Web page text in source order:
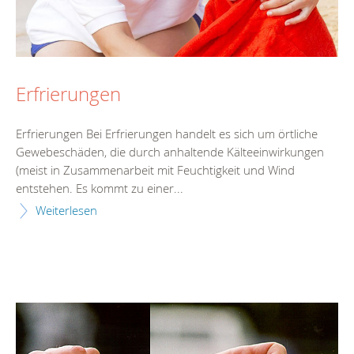
Erfrierungen
Erfrierungen Bei Erfrierungen handelt es sich um örtliche
Gewebeschäden, die durch anhaltende Kälteeinwirkungen
(meist in Zusammenarbeit mit Feuchtigkeit und Wind
entstehen. Es kommt zu einer...
Weiterlesen